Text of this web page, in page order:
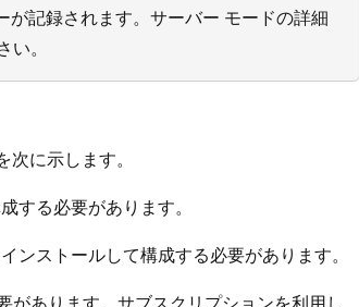
記録されます。サーバー モードの詳細
。
に示します。
する必要があります。
ストールして構成する必要があります。
があります。サブスクリプションを利用し